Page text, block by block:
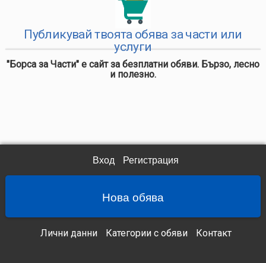
Публикувай твоята обява за части или
услуги
"Борса за Части" е сайт за безплатни обяви. Бързо, лесно
и полезно.
Вход Регистрация
Нова обява
Лични данни Категории с обяви Контакт